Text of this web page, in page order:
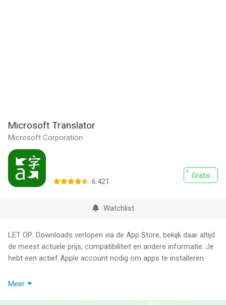
Microsoft Translator
Microsoft Corporation
Gratis
6.421
Watchlist
LET OP: Downloads verlopen via de App Store, bekijk daar altijd
de meest actuele prijs, compatibiliteit en andere informatie. Je
hebt een actief Apple account nodig om apps te installeren.
Doorbreek taalbarrières direct met Microsoft Translator.
Meer